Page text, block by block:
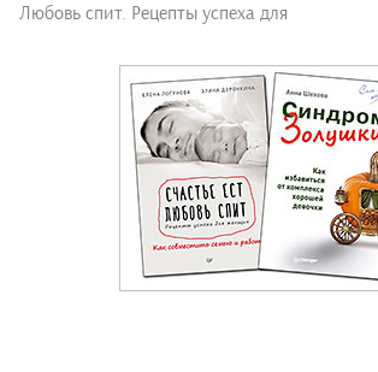
Любовь спит. Рецепты успеха для